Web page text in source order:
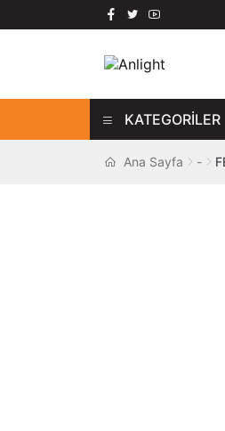
Dolaşıma
İçeriğe
KATEGORİLER
Ana Sayfa -